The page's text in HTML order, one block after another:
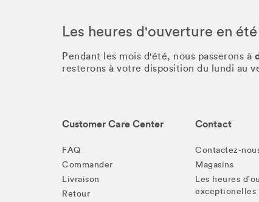
Les heures d'ouverture en
Pendant les mois d'été, nous passerons à
resterons à votre disposition du lundi au
Customer Care Center
FAQ
Commander
Livraison
Retour
Contact
Contactez-
Magasins
Les heures
exceptionelles